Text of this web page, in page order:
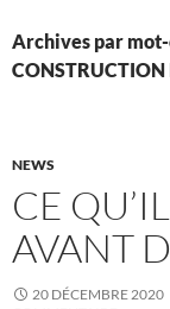
Archives par mot-
CONSTRUCTION
NEWS
CE
AVANT
20 DÉCEMBRE 2020